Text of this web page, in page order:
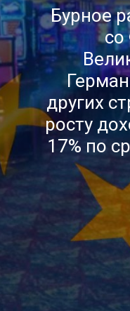
Бурное
других
росту
17% по